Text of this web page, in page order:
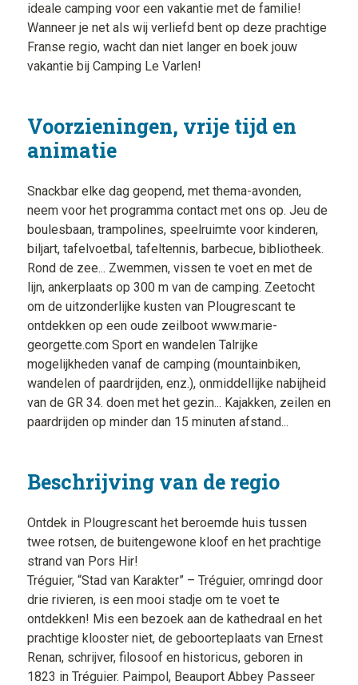
ideale camping voor een vakantie met de familie!
Wanneer je net als wij verliefd bent op deze prachtige
Franse regio, wacht dan niet langer en boek jouw
vakantie bij Camping Le Varlen!
Voorzieningen, vrije tijd en
animatie
Snackbar elke dag geopend, met thema-avonden,
neem voor het programma contact met ons op. Jeu de
boulesbaan, trampolines, speelruimte voor kinderen,
biljart, tafelvoetbal, tafeltennis, barbecue, bibliotheek.
Rond de zee... Zwemmen, vissen te voet en met de
lijn, ankerplaats op 300 m van de camping. Zeetocht
om de uitzonderlijke kusten van Plougrescant te
ontdekken op een oude zeilboot www.marie-
georgette.com Sport en wandelen Talrijke
mogelijkheden vanaf de camping (mountainbiken,
wandelen of paardrijden, enz.), onmiddellijke nabijheid
van de GR 34. doen met het gezin... Kajakken, zeilen en
paardrijden op minder dan 15 minuten afstand...
Beschrijving van de regio
Ontdek in Plougrescant het beroemde huis tussen
twee rotsen, de buitengewone kloof en het prachtige
strand van Pors Hir!
Tréguier, “Stad van Karakter” – Tréguier, omringd door
drie rivieren, is een mooi stadje om te voet te
ontdekken! Mis een bezoek aan de kathedraal en het
prachtige klooster niet, de geboorteplaats van Ernest
Renan, schrijver, filosoof en historicus, geboren in
1823 in Tréguier. Paimpol, Beauport Abbey Passeer